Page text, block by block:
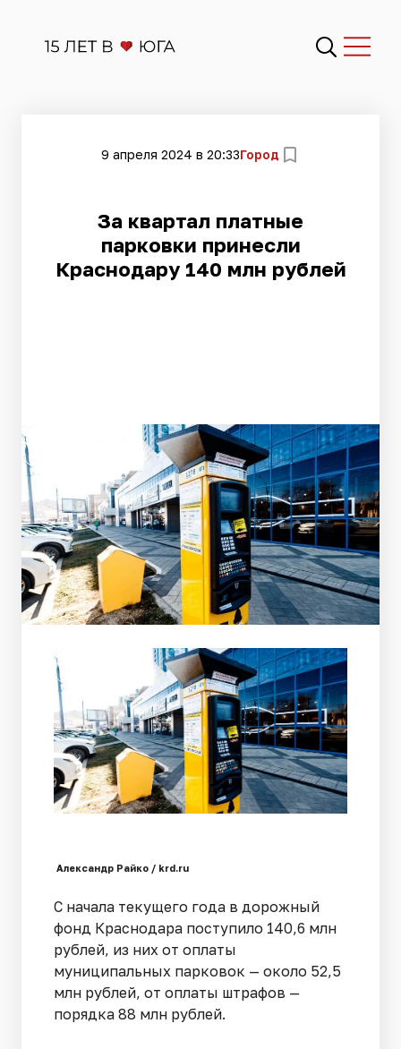
9 апреля 2024 в 20:33Город
За квартал платные
парковки принесли
Краснодару 140 млн рублей
Александр Райко / krd.ru
С начала текущего года в дорожный
фонд Краснодара поступило 140,6 млн
рублей, из них от оплаты
муниципальных парковок — около 52,5
млн рублей, от оплаты штрафов —
порядка 88 млн рублей.